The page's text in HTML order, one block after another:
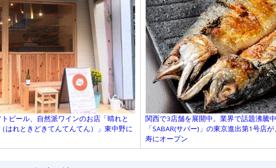
ビール、自然派ワインのお店「晴れと
はれときどきてんてんてん）」東中野に
関西で3店舗を展開中。業界で話題沸騰
「SABAR(サバー)」の東京進出第1号店
寿にオープン